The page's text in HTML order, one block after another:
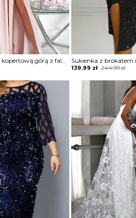
Sukienka maxi z kopertową górą z falbankami
244.99zł
Original
was:
139.99 zł
Current